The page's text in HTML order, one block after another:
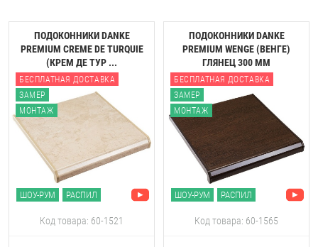
ПОДОКОННИКИ DANKE
PREMIUM CREME DE TURQUIE
(КРЕМ ДЕ ТУР ...
БЕСПЛАТНАЯ ДОСТАВКА
ЗАМЕР
МОНТАЖ
ШОУ-РУМ РАСПИЛ
Код товара: 60-1521
ПОДОКОННИКИ DANKE
PREMIUM WENGE (ВЕНГЕ)
ГЛЯНЕЦ 300 ММ
БЕСПЛАТНАЯ ДОСТАВКА
ЗАМЕР
МОНТАЖ
ШОУ-РУМ РАСПИЛ
Код товара: 60-1565